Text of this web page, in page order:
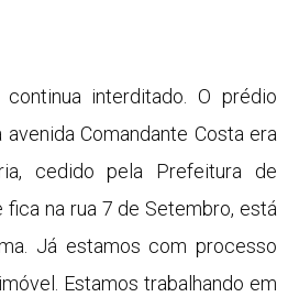
continua interditado. O prédio
Comandante Costa era
cedido pela Prefeitura de
fica na rua 7 de Setembro, está
Já estamos com processo
Estamos trabalhando em